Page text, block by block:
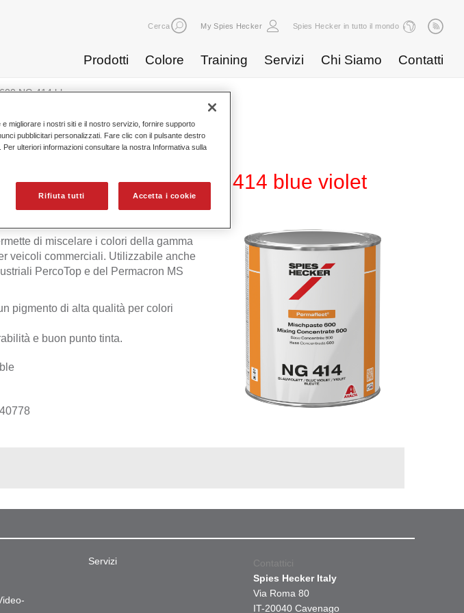
Cerca My Spies Hecker Spies Hecker in tutto il mondo
Prodotti Colore Training Servizi Chi Siamo Contatti
NG 414 blue ...
Concentrate 600 NG 414 blue violet
di miscelare i colori della gamma
veicoli commerciali. Utilizzabile anche
PercoTop e del Permacron MS
pigmento di alta qualità per colori
e buon punto tinta.
Servizi
Contattici
Spies Hecker Italy
Via Roma 80
IT-20040 Cavenago
migliorare i nostri siti e il nostro servizio, fornire supporto
pubblicitari personalizzati. Fare clic con il pulsante destro
ulteriori informazioni consultare la nostra Informativa sulla
Rifiuta tutti Accetta i cookie